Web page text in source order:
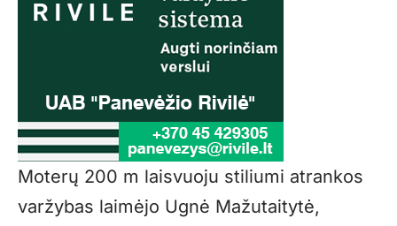
Moterų 200 m laisvuoju stiliumi atrankos
varžybas laimėjo Ugnė Mažutaitytė,